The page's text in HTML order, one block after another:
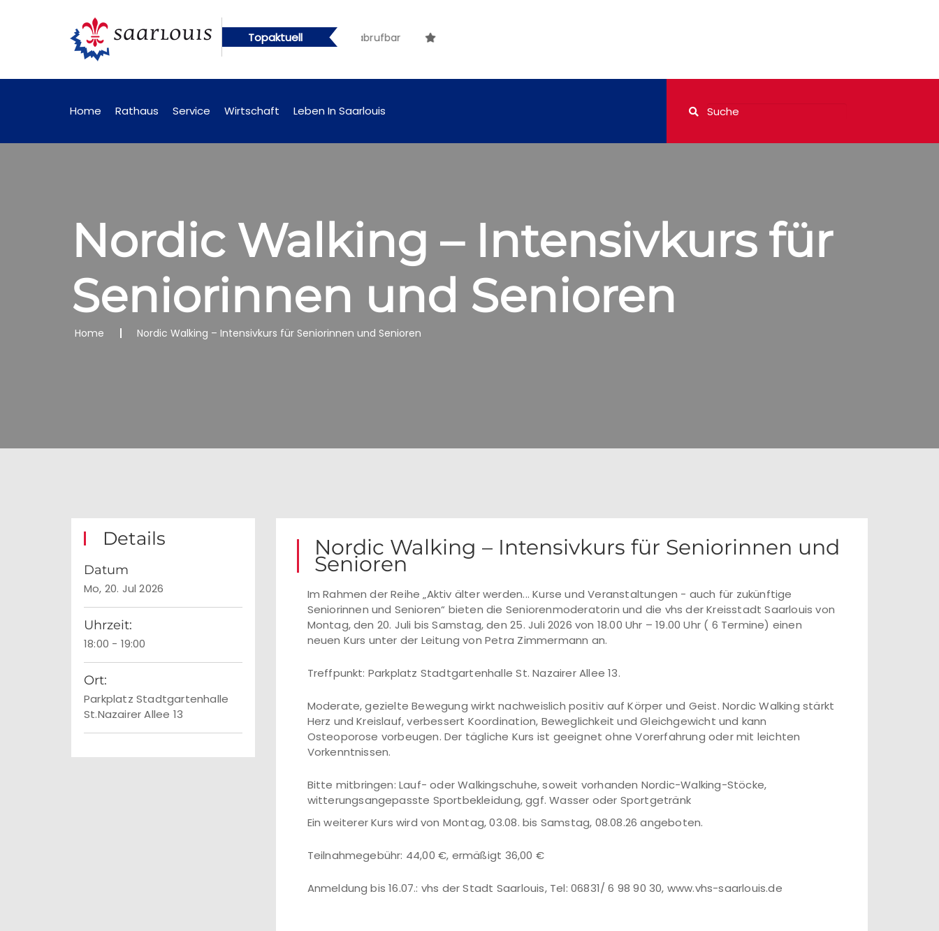
Topaktuell
Öffentliche Bekanntmachungen künftig online abrufbar
Home Rathaus Service Wirtschaft Leben In Saarlouis
Nordic Walking – Intensivkurs für
Seniorinnen und Senioren
Home Nordic Walking – Intensivkurs für Seniorinnen und Senioren
Details
Datum
Mo, 20. Jul 2026
Uhrzeit:
18:00 - 19:00
Ort:
Parkplatz Stadtgartenhalle
St.Nazairer Allee 13
Nordic Walking – Intensivkurs für Seniorinnen und
Senioren
Im Rahmen der Reihe „Aktiv älter werden... Kurse und Veranstaltungen - auch für zukünftige
Seniorinnen und Senioren“ bieten die Seniorenmoderatorin und die vhs der Kreisstadt Saarlouis von
Montag, den 20. Juli bis Samstag, den 25. Juli 2026 von 18.00 Uhr – 19.00 Uhr ( 6 Termine) einen
neuen Kurs unter der Leitung von Petra Zimmermann an.
Treffpunkt: Parkplatz Stadtgartenhalle St. Nazairer Allee 13.
Moderate, gezielte Bewegung wirkt nachweislich positiv auf Körper und Geist. Nordic Walking stärkt
Herz und Kreislauf, verbessert Koordination, Beweglichkeit und Gleichgewicht und kann
Osteoporose vorbeugen. Der tägliche Kurs ist geeignet ohne Vorerfahrung oder mit leichten
Vorkenntnissen.
Bitte mitbringen: Lauf- oder Walkingschuhe, soweit vorhanden Nordic-Walking-Stöcke,
witterungsangepasste Sportbekleidung, ggf. Wasser oder Sportgetränk
Ein weiterer Kurs wird von Montag, 03.08. bis Samstag, 08.08.26 angeboten.
Teilnahmegebühr: 44,00 €, ermäßigt 36,00 €
Anmeldung bis 16.07.: vhs der Stadt Saarlouis, Tel: 06831/ 6 98 90 30, www.vhs-saarlouis.de